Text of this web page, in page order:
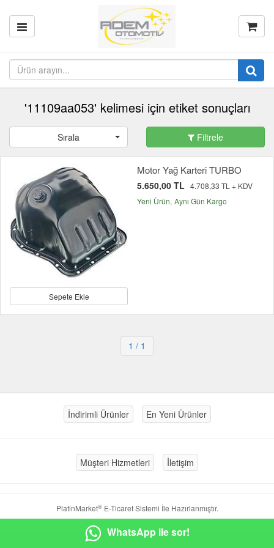
'11109aa053' kelimesi için etiket sonuçları
Sırala Filtrele
Sepete Ekle
Motor Yağ Karteri TURBO
5.650,00 TL 4.708,33 TL + KDV
Yeni Ürün Aynı Gün Kargo
1 / 1
İndirimli Ürünler En Yeni Ürünler
Müşteri Hizmetleri İletişim
PlatinMarket®E-Ticaret Sistemi İle Hazırlanmıştır.
WhatsApp ile sor!